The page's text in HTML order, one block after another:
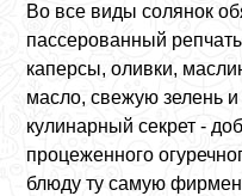
Во все виды солянок
пассерованный
каперсы, оливки,
масло, свежую зелень
кулинарный секрет -
процеженного
блюду ту самую